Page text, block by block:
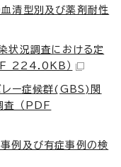
清型別及び薬剤耐性
状況調査における定
224.0KB）
レー症候群(GBS)関
査 （PDF
例及び有症事例の検